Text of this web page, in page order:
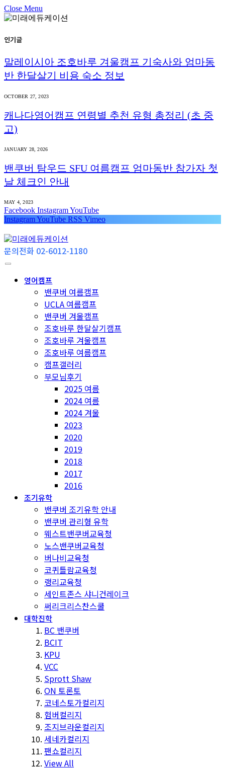
Close Menu
인기글
말레이시아 조호바루 겨울캠프 기숙사와 엄마동
반 한달살기 비용 숙소 정보
OCTOBER 27, 2023
캐나다영어캠프 연령별 추천 유형 총정리 (초 중
고)
JANUARY 28, 2026
밴쿠버 탐우드 SFU 여름캠프 엄마동반 참가자 첫
날 체크인 안내
MAY 4, 2023
Facebook InstagramYouTube
InstagramYouTube RSS Vimeo
문의전화 02-6012-1180
영어캠프
밴쿠버 여름캠프
UCLA 여름캠프
밴쿠버 겨울캠프
조호바루 한달살기캠프
조호바루 겨울캠프
조호바루 여름캠프
캠프갤러리
부모님후기
2025 여름
2024 여름
2024 겨울
2023
2020
2019
2018
2017
2016
조기유학
밴쿠버 조기유학 안내
밴쿠버 관리형 유학
웨스트밴쿠버교육청
노스밴쿠버교육청
버나비교육청
코퀴틀람교육청
랭리교육청
세인트존스 샤니건레이크
써리크리스찬스쿨
대학진학
BC 밴쿠버
BCIT
KPU
VCC
Sprott Shaw
ON 토론토
코네스토가컬리지
험버컬리지
조지브라운컬리지
세네카컬리지
팬쇼컬리지
View All